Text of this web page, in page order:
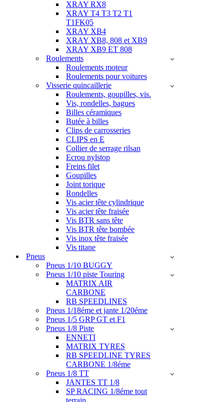
XRAY RX8
XRAY T4 T3 T2 T1
T1FK05
XRAY XB4
XRAY XB8, 808 et XB9
XRAY XB9 ET 808
Roulements
Roulements moteur
Roulements pour voitures
Visserie quincaillerie
Roulements, goupilles, vis.
Vis, rondelles, bagues
Billes céramiques
Butée à billes
Clips de carrosseries
CLIPS en E
Collier de serrage rilsan
Ecrou nylstop
Freins filet
Goupilles
Joint torique
Rondelles
Vis acier tête cylindrique
Vis acier tête fraisée
Vis BTR sans tête
Vis BTR tête bombée
Vis inox tête fraisée
Vis titane
Pneus
Pneus 1/10 BUGGY
Pneus 1/10 piste Touring
MATRIX AIR
CARBONE
RB SPEEDLINES
Pneus 1/18éme et jante 1/20éme
Pneus 1/5 GRP GT et F1
Pneus 1/8 Piste
ENNETI
MATRIX TYRES
RB SPEEDLINE TYRES
CARBONE 1/8éme
Pneus 1/8 TT
JANTES TT 1/8
SP RACING 1/8éme tout
terrain